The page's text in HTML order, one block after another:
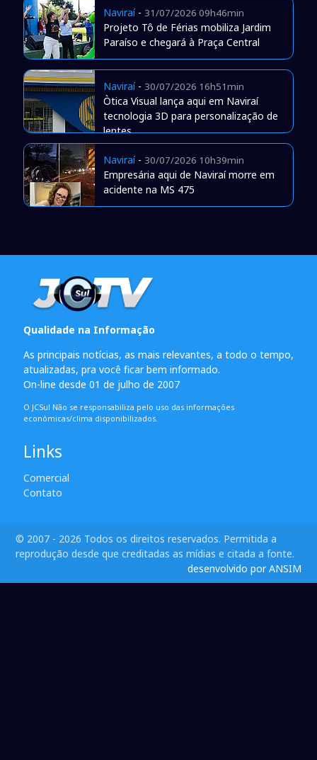
Naviraí- 31/07/2026 09h46min
Projeto Tô de Férias mobiliza Jardim
Paraíso e chegará à Praça Central
Naviraí- 30/07/2026 16h51min
Òtica Visual lança aqui em Naviraí
tecnologia 3D para personalização de
lentes
Naviraí- 30/07/2026 10h39min
Empresária aqui de Naviraí morre em
acidente na MS 475
Qualidade na Informação
As principais notícias, as mais relevantes, a todo o tempo,
atualizadas, pra você ficar bem informado.
On-line desde 01 de julho de 2007
O JCSul Não se responsabiliza pelo uso das informações
econômicas/clima disponibilizados.
Links
Comercial
Contato
© 2007 - 2026 Todos os direitos reservados. Permitida a
reprodução desde que creditadas as mídias e citada a fonte.
desenvolvido por ANSIM